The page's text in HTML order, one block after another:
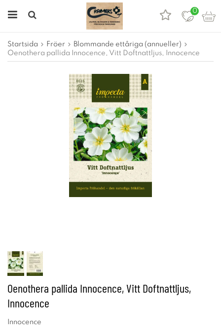
0
Startsida Fröer
Blommande ettåriga (annueller)
Oenothera pallida Innocence, Vitt Doftnattljus, Innocence
Oenothera pallida Innocence, Vitt Doftnattljus,
Innocence
Innocence